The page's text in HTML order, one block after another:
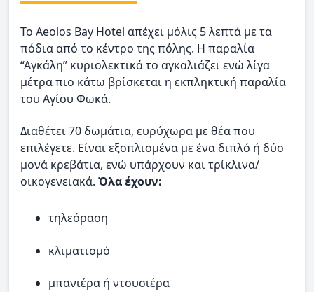
Το Aeolos Bay Hotel απέχει μόλις 5 λεπτά με τα
πόδια από το κέντρο της πόλης. Η παραλία
“Αγκάλη” κυριολεκτικά το αγκαλιάζει ενώ λίγα
μέτρα πιο κάτω βρίσκεται η εκπληκτική παραλία
του Αγίου Φωκά.
Διαθέτει 70 δωμάτια, ευρύχωρα με θέα που
επιλέγετε. Είναι εξοπλισμένα με ένα διπλό ή δύο
μονά κρεβάτια, ενώ υπάρχουν και τρίκλινα/
οικογενειακά. Όλα έχουν:
τηλεόραση
κλιματισμό
μπανιέρα ή ντουσιέρα